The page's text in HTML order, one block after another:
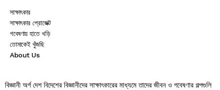
সাক্ষাৎকার
সাক্ষাৎকার প্রোজেক্ট
গবেষণায় হাতে খড়ি
তোমাকেই খুঁজছি
About Us
বিজ্ঞানী অর্গ দেশ বিদেশের বিজ্ঞানীদের সাক্ষাৎকারের মাধ্যমে তাদের জীবন ও গবেষণার গল্পগুলি